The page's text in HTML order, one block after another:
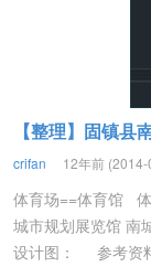
【整理】固镇县
crifan 12年前
体育场==体育馆
城市规划展览馆
设计图： 参考资